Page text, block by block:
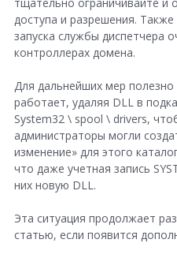
доступа и разрешения.
запуска службы диспетчера
контроллерах домена.
Для дальнейших мер полезно
работает, удаляя DLL в
System32 \ spool \ drivers,
администраторы могли
изменение» для этого
что даже учетная запись
них новую DLL.
Эта ситуация продолжает
статью, если появится